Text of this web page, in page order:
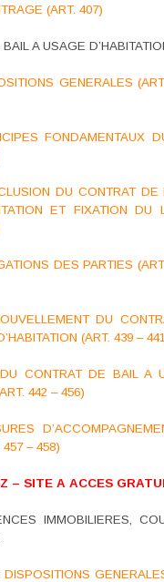
(ART. 407)
A USAGE
GENERALES
FONDAMENTAUX
DU CONTRAT DE
ET FIXATION DU
DES PARTIES
DU
(ART. 439 –
CONTRAT DE BAIL A
442 – 456)
457 – 458)
– SITE A ACCES
IMMOBILIERES,